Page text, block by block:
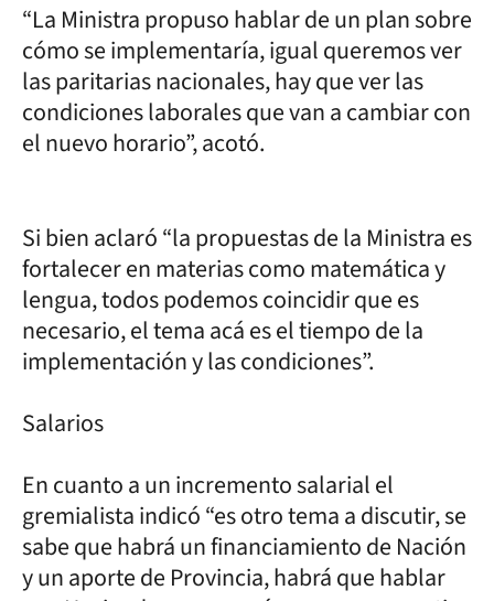
“La Ministra propuso hablar de un plan sobre
cómo se implementaría, igual queremos ver
las paritarias nacionales, hay que ver las
condiciones laborales que van a cambiar con
el nuevo horario”, acotó.
Si bien aclaró “la propuestas de la Ministra es
fortalecer en materias como matemática y
lengua, todos podemos coincidir que es
necesario, el tema acá es el tiempo de la
implementación y las condiciones”.
Salarios
En cuanto a un incremento salarial el
gremialista indicó “es otro tema a discutir, se
sabe que habrá un financiamiento de Nación
y un aporte de Provincia, habrá que hablar